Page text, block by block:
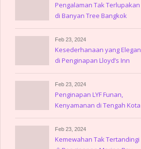
Pengalaman Tak Terlupakan
di Banyan Tree Bangkok
Feb 23, 2024
Kesederhanaan yang Elegan
di Penginapan Lloyd’s Inn
Feb 23, 2024
Penginapan LYF Funan,
Kenyamanan di Tengah Kota
Feb 23, 2024
Kemewahan Tak Tertandingi